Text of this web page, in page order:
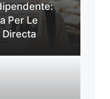
Per Le
Directa